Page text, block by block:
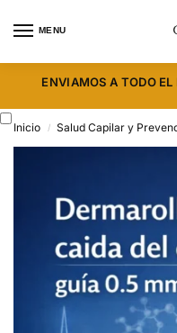
MENU
ENVIAMOS A TODO
Inicio / Salud Capilar y